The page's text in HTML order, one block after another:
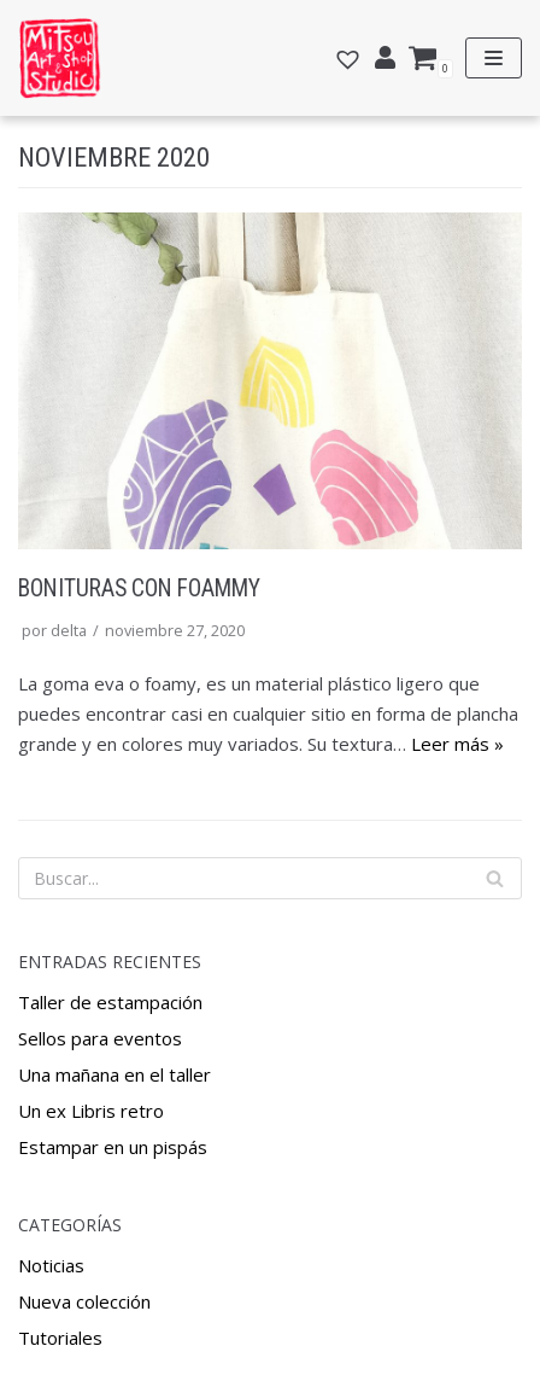
Saltar
al
contenido
0
NOVIEMBRE 2020
BONITURAS CON FOAMMY
por delta noviembre 27, 2020
La goma eva o foamy, es un material plástico ligero que
puedes encontrar casi en cualquier sitio en forma de plancha
grande y en colores muy variados. Su textura… Leer más »
ENTRADAS RECIENTES
Taller de estampación
Sellos para eventos
Una mañana en el taller
Un ex Libris retro
Estampar en un pispás
CATEGORÍAS
Noticias
Nueva colección
Tutoriales